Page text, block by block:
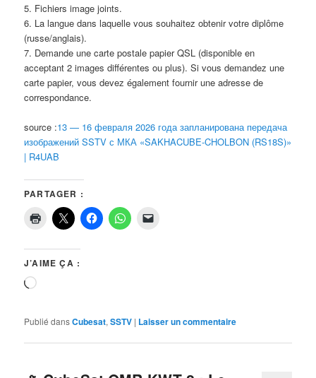
5. Fichiers image joints.
6. La langue dans laquelle vous souhaitez obtenir votre diplôme
(russe/anglais).
7. Demande une carte postale papier QSL (disponible en
acceptant 2 images différentes ou plus). Si vous demandez une
carte papier, vous devez également fournir une adresse de
correspondance.
source :13 — 16 февраля 2026 года запланирована передача
изображений SSTV с МКА «SAKHACUBE-CHOLBON (RS18S)»
| R4UAB
PARTAGER :
J’AIME ÇA :
Chargement…
Publié dansCubesat,SSTV | Laisser un commentaire